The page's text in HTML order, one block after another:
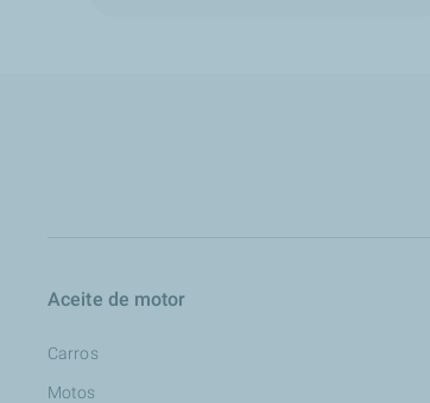
Aceite de motor
Carros
Motos